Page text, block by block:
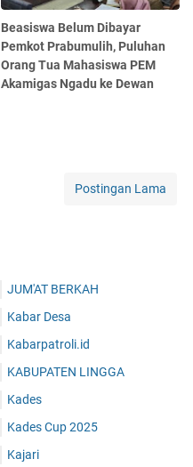
Beasiswa Belum Dibayar
Pemkot Prabumulih, Puluhan
Orang Tua Mahasiswa PEM
Akamigas Ngadu ke Dewan
Postingan Lama
JUM'AT BERKAH
Kabar Desa
Kabarpatroli.id
KABUPATEN LINGGA
Kades
Kades Cup 2025
Kajari